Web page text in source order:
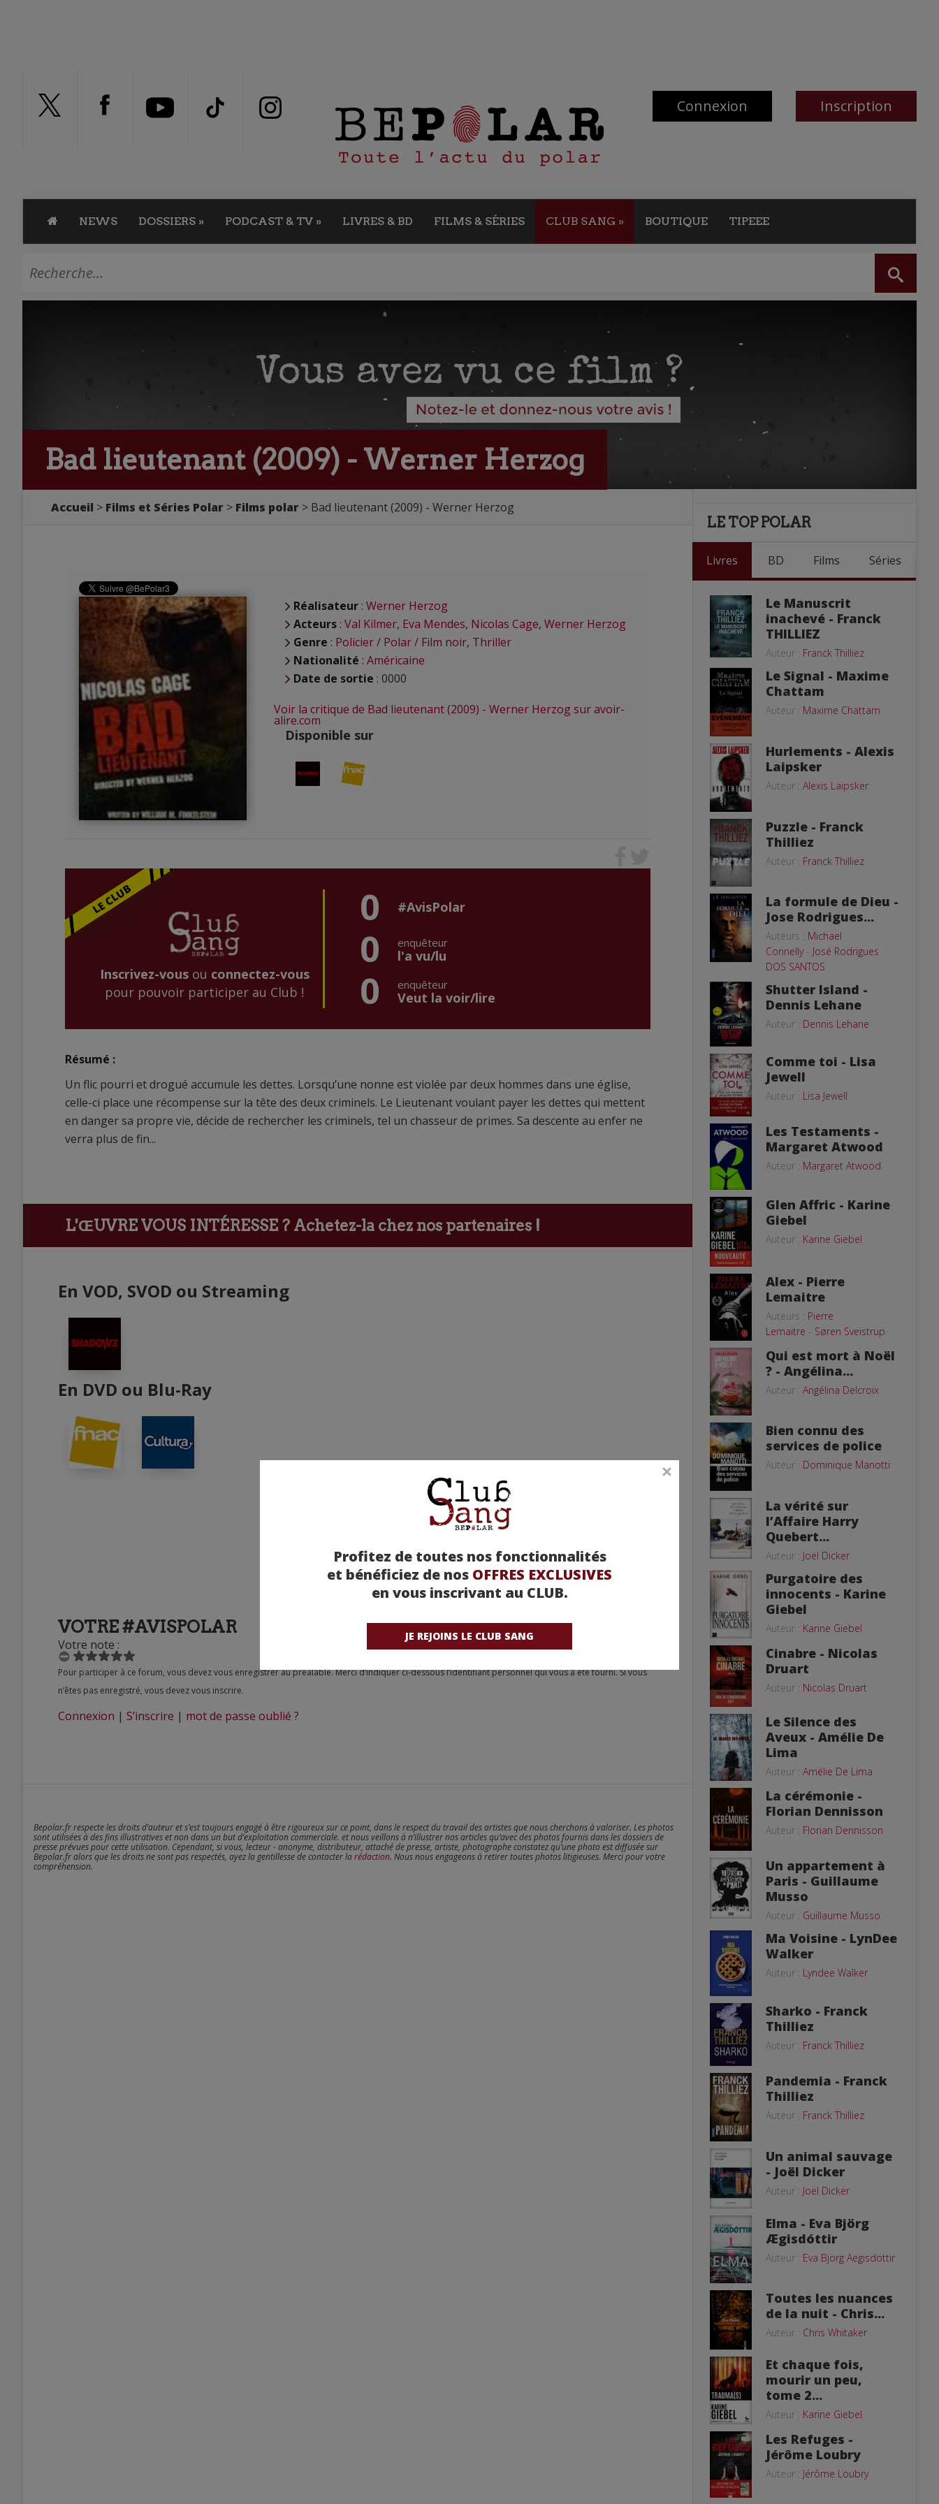
Connexion Inscription
NEWS DOSSIERS » PODCAST & TV » LIVRES & BD FILMS & SÉRIES CLUB SANG » BOUTIQUE TIPEEE
Profitez de toutes nos fonctionnalités
et bénéficiez de nos OFFRES EXCLUSIVES
en vous inscrivant au CLUB.
JE REJOINS LE CLUB SANG
Bad lieutenant (2009) - Werner Herzog
Accueil Films et Séries Polar Films polar Bad lieutenant (2009) - Werner Herzog
Réalisateur : Werner Herzog
Acteurs : Val Kilmer, Eva Mendes, Nicolas Cage, Werner Herzog
Genre : Policier / Polar / Film noir, Thriller
Nationalité : Américaine
Date de sortie : 0000
Voir la critique de Bad lieutenant (2009) - Werner Herzog sur avoir-
alire.com
Disponible sur
Inscrivez-vousou connectez-vous
pour pouvoir participer au Club !
0 #AvisPolar
0 enquêteur
l'a vu/lu
0 enquêteur
Veut la voir/lire
Résumé :
Un flic pourri et drogué accumule les dettes. Lorsqu’une nonne est violée par deux hommes dans une église,
celle-ci place une récompense sur la tête des deux criminels. Le Lieutenant voulant payer les dettes qui mettent
en danger sa propre vie, décide de rechercher les criminels, tel un chasseur de primes. Sa descente au enfer ne
verra plus de fin...
L'ŒUVRE VOUS INTÉRESSE ? Achetez-la chez nos partenaires !
En VOD, SVOD ou Streaming
En DVD ou Blu-Ray
VOTRE #AVISPOLAR
Votre note :
Pour participer à ce forum, vous devez vous enregistrer au préalable. Merci d’indiquer ci-dessous l’identifiant personnel qui vous a été fourni. Si vous
n’êtes pas enregistré, vous devez vous inscrire.
Connexion | S’inscrire | mot de passe oublié ?
Bepolar.fr respecte les droits d’auteur et s’est toujours engagé à être rigoureux sur ce point, dans le respect du travail des artistes que nous cherchons à valoriser. Les photos
sont utilisées à des fins illustratives et non dans un but d’exploitation commerciale. et nous veillons à n’illustrer nos articles qu’avec des photos fournis dans les dossiers de
presse prévues pour cette utilisation. Cependant, si vous, lecteur - anonyme, distributeur, attaché de presse, artiste, photographe constatez qu’une photo est diffusée sur
Bepolar.fr alors que les droits ne sont pas respectés, ayez la gentillesse de contacter larédaction. Nous nous engageons à retirer toutes photos litigieuses. Merci pour votre
compréhension.
LE TOP POLAR
Livres BD Films Séries
Le Manuscrit
inachevé - Franck
THILLIEZ
Auteur : Franck Thilliez
Le Signal - Maxime
Chattam
Auteur : Maxime Chattam
Hurlements - Alexis
Laipsker
Auteur : Alexis Laipsker
Puzzle - Franck
Thilliez
Auteur : Franck Thilliez
La formule de Dieu -
Jose Rodrigues...
Auteurs : Michael
Connelly- José Rodrigues
DOS SANTOS
Shutter Island -
Dennis Lehane
Auteur : Dennis Lehane
Comme toi - Lisa
Jewell
Auteur : Lisa Jewell
Les Testaments -
Margaret Atwood
Auteur : Margaret Atwood
Glen Affric - Karine
Giebel
Auteur : Karine Giebel
Alex - Pierre
Lemaitre
Auteurs : Pierre
Lemaitre - Søren Sveistrup
Qui est mort à Noël
? - Angélina...
Auteur : Angélina Delcroix
Bien connu des
services de police
Auteur : Dominique Manotti
La vérité sur
l’Affaire Harry
Quebert...
Auteur : Joël Dicker
Purgatoire des
innocents - Karine
Giebel
Auteur : Karine Giebel
Cinabre - Nicolas
Druart
Auteur : Nicolas Druart
Le Silence des
Aveux - Amélie De
Lima
Auteur : Amélie De Lima
La cérémonie -
Florian Dennisson
Auteur : Florian Dennisson
Un appartement à
Paris - Guillaume
Musso
Auteur : Guillaume Musso
Ma Voisine - LynDee
Walker
Auteur : Lyndee Walker
Sharko - Franck
Thilliez
Auteur : Franck Thilliez
Pandemia - Franck
Thilliez
Auteur : Franck Thilliez
Un animal sauvage
- Joël Dicker
Auteur : Joël Dicker
Elma - Eva Björg
Ægisdóttir
Auteur : Eva Björg Aegisdottir
Toutes les nuances
de la nuit - Chris...
Auteur : Chris Whitaker
Et chaque fois,
mourir un peu,
tome 2...
Auteur : Karine Giebel
Les Refuges -
Jérôme Loubry
Auteur : Jérôme Loubry